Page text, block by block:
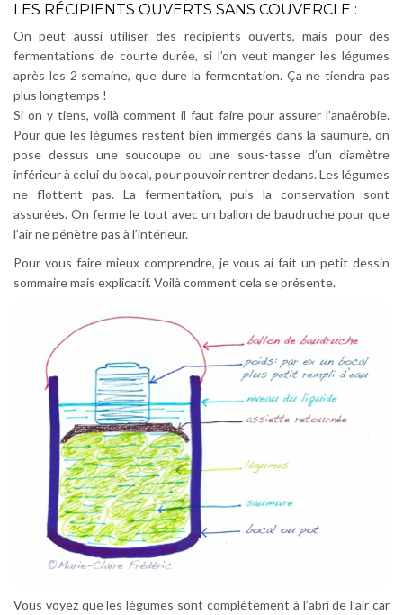
LES RÉCIPIENTS OUVERTS SANS COUVERCLE :
On peut aussi utiliser des récipients ouverts, mais pour des
fermentations de courte durée, si l’on veut manger les légumes
après les 2 semaine, que dure la fermentation. Ça ne tiendra pas
plus longtemps !
Si on y tiens, voilà comment il faut faire pour assurer l’anaérobie.
Pour que les légumes restent bien immergés dans la saumure, on
pose dessus une soucoupe ou une sous-tasse d’un diamètre
inférieur à celui du bocal, pour pouvoir rentrer dedans. Les légumes
ne flottent pas. La fermentation, puis la conservation sont
assurées. On ferme le tout avec un ballon de baudruche pour que
l’air ne pénètre pas à l’intérieur.
Pour vous faire mieux comprendre, je vous ai fait un petit dessin
sommaire mais explicatif. Voilà comment cela se présente.
Vous voyez que les légumes sont complètement à l’abri de l’air car